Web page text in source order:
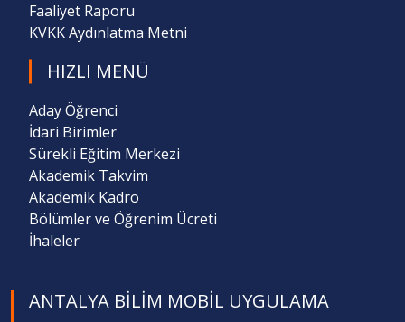
Faaliyet Raporu
KVKK Aydınlatma Metni
HIZLI MENÜ
Aday Öğrenci
İdari Birimler
Sürekli Eğitim Merkezi
Akademik Takvim
Akademik Kadro
Bölümler ve Öğrenim Ücreti
İhaleler
ANTALYA BILIM MOBIL UYGULAMA